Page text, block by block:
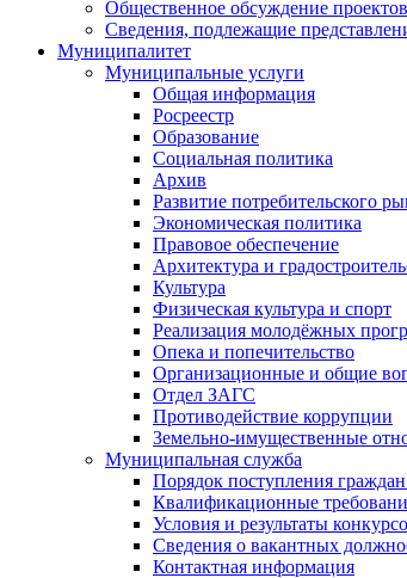
Общественное обсуждение
Сведения, подлежащие
Муниципалитет
Муниципальные услуги
Общая информация
Росреестр
Образование
Социальная политика
Архив
Развитие потребительского
Экономическая политика
Правовое обеспечение
Архитектура и
Культура
Физическая культура и спорт
Реализация молодёжных
Опека и попечительство
Организационные и общие
Отдел ЗАГС
Противодействие коррупции
Земельно-имущественные
Муниципальная служба
Порядок поступления
Квалификационные
Условия и результаты
Сведения о вакантных
Контактная информация